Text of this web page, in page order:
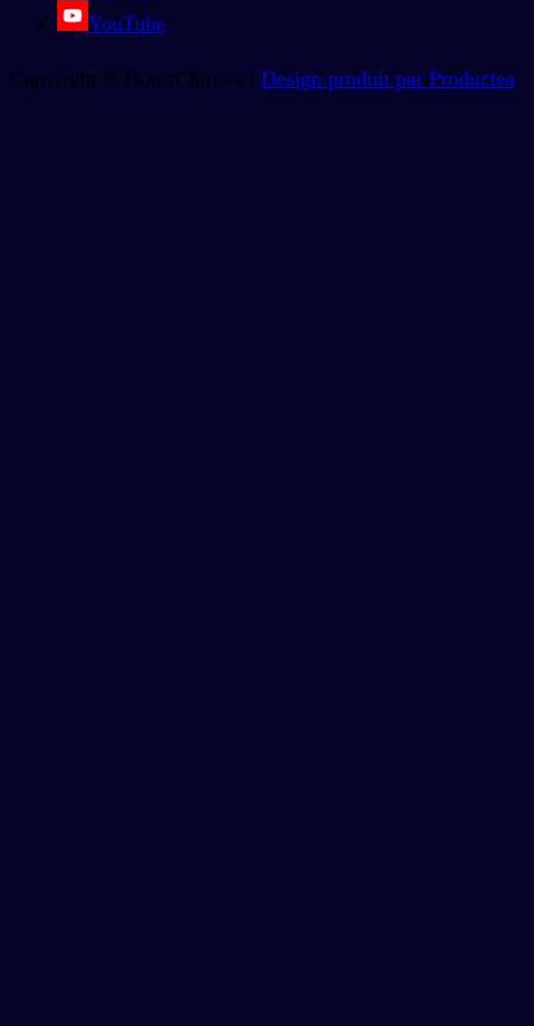
YouTube
Copyright © BoostChinese | Design produit par Productea